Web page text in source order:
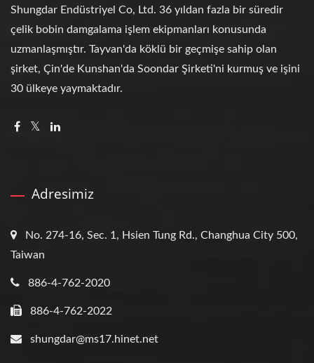
Shungdar Endüstriyel Co, Ltd. 36 yıldan fazla bir süredir
çelik bobin damgalama işlem ekipmanları konusunda
uzmanlaşmıştır. Tayvan'da köklü bir geçmişe sahip olan
şirket, Çin'de Kunshan'da Soondar Şirketi'ni kurmuş ve işini
30 ülkeye yaymaktadır.
Adresimiz
No. 274-16, Sec. 1, Hsien Tung Rd., Changhua City 500,
Taiwan
886-4-762-2020
886-4-762-2022
shungdar@ms17.hinet.net